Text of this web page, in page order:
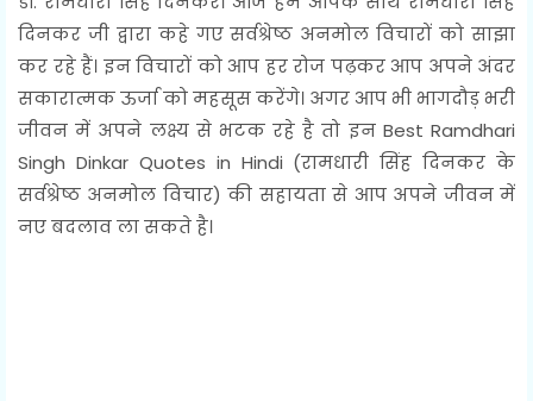
दिनकर जी द्वारा कहे गए सर्वश्रेष्ठ अनमोल विचारों को साझा
कर रहे हैं। इन विचारों को आप हर रोज पढ़कर आप अपने अंदर
सकारात्मक ऊर्जा को महसूस करेंगे। अगर आप भी भागदौड़ भरी
जीवन में अपने लक्ष्य से भटक रहे है तो इन Best Ramdhari
Singh Dinkar Quotes in Hindi (रामधारी सिंह दिनकर के
सर्वश्रेष्ठ अनमोल विचार) की सहायता से आप अपने जीवन में
नए बदलाव ला सकते है।